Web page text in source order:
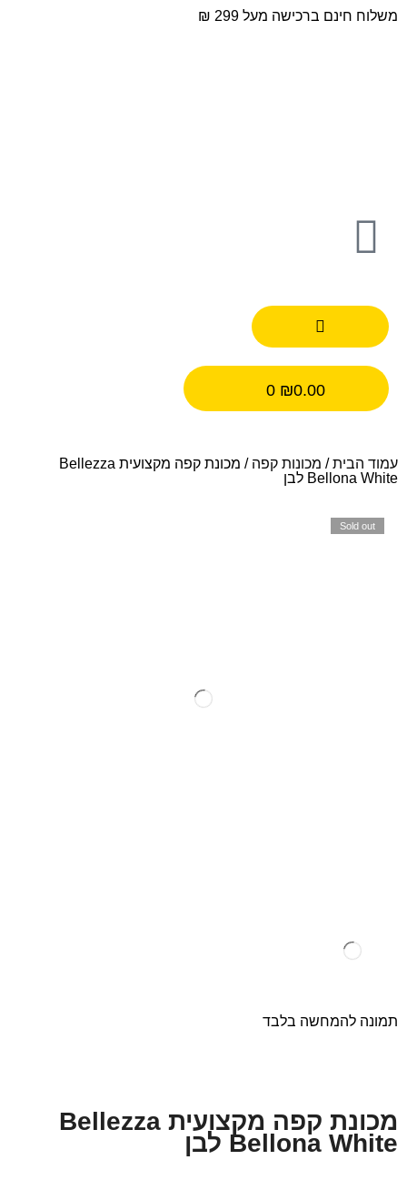
משלוח חינם ברכישה מעל 299 ₪
₪0.00
0
עמוד הבית/ מכונות קפה
/ מכונת קפה מקצועית Bellezza
Bellona White לבן
Sold out
תמונה להמחשה בלבד
מכונת קפה מקצועית Bellezza
Bellona White לבן